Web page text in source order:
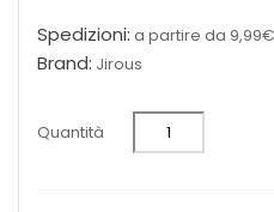
Spedizioni: a partire da
Brand: Jirous
Quantità